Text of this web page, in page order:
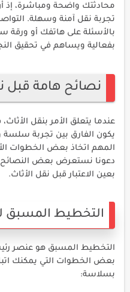
محادثتك واضحة ومباشرة،
تجربة نقل آمنة وسهلة.
بالأسئلة على هاتفك أو ورقة
بفعالية ويساهم في تحقيق
نصائح هامة قبل
عندما يتعلق الأمر بنقل
يكون الفارق بين تجربة سلسة
المهم اتخاذ بعض الخطوات
دعونا نستعرض بعض النصائح
بعين الاعتبار قبل نقل الأثاث.
التخطيط المسبق
التخطيط المسبق هو عنصر
بعض الخطوات التي يمكنك
بسلاسة: